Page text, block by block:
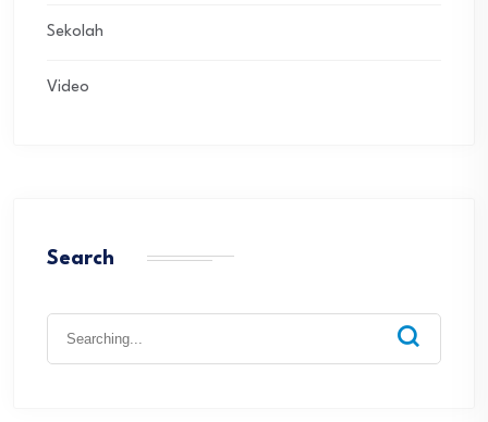
Sekolah
Video
Search